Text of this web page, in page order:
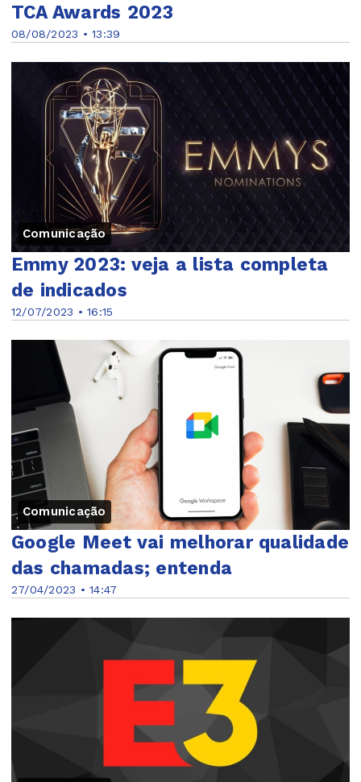
08/08/2023 • 13:39
TCA Awards 2023
Comunicação
12/07/2023 • 16:15
Emmy 2023: veja a lista completa
de indicados
Comunicação
27/04/2023 • 14:47
Google Meet vai melhorar qualidade
das chamadas; entenda